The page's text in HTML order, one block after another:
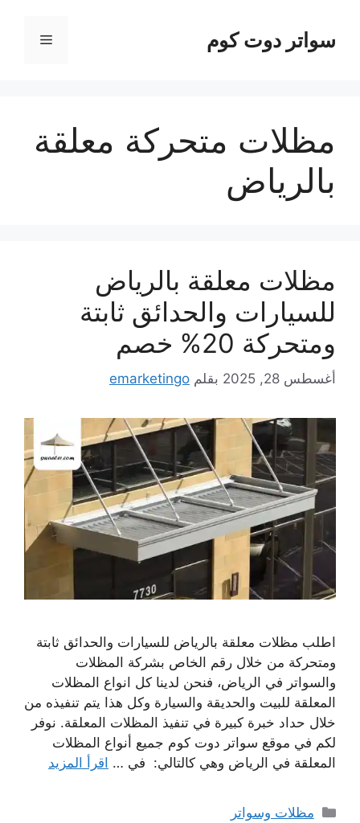
المحتوىسواتر دوت كوم القائمة
مظلات متحركة معلقة
بالرياض
مظلات معلقة بالرياض
للسيارات والحدائق ثابتة
ومتحركة 20% خصم
أغسطس 28, 2025 بقلم emarketingo
اطلب مظلات معلقة بالرياض للسيارات والحدائق ثابتة
ومتحركة من خلال رقم الخاص بشركة المظلات
والسواتر في الرياض، فنحن لدينا كل انواع المظلات
المعلقة للبيت والحديقة والسيارة وكل هذا يتم تنفيذه من
خلال حداد خبرة كبيرة في تنفيذ المظلات المعلقة. نوفر
لكم في موقع سواتر دوت كوم جميع أنواع المظلات
المعلقة في الرياض وهي كالتالي: في … اقرأ المزيد
التصنيفات
مظلات وسواتر